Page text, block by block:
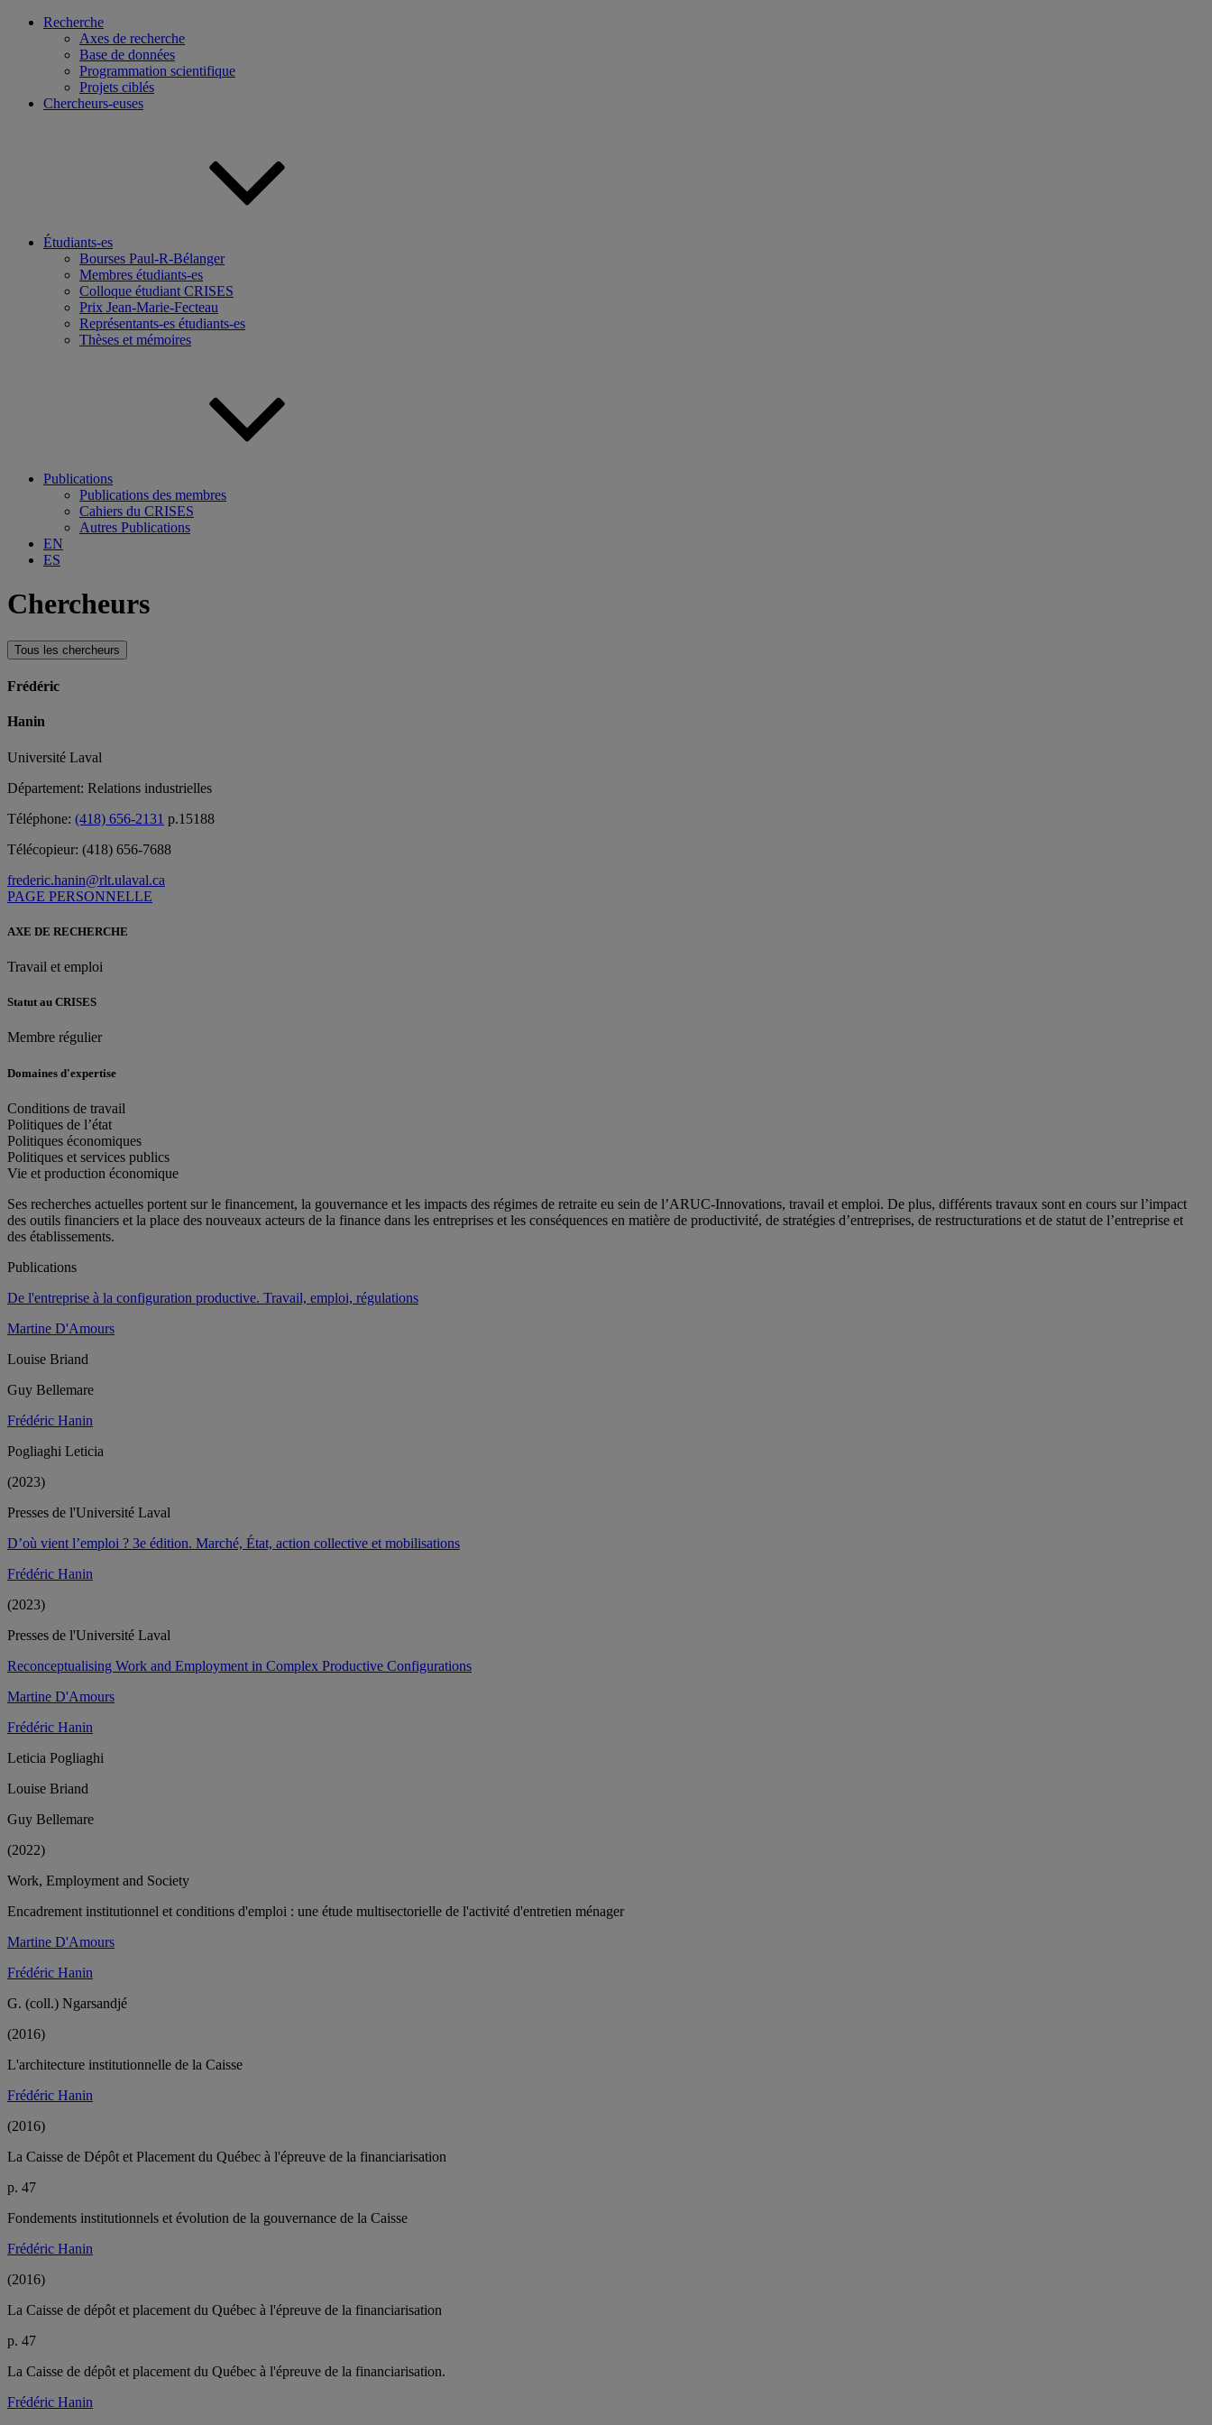
Recherche
Axes de recherche
Base de données
Programmation scientifique
Projets ciblés
Chercheurs-euses
Étudiants-es
Bourses Paul-R-Bélanger
Membres étudiants-es
Colloque étudiant CRISES
Prix Jean-Marie-Fecteau
Représentants-es étudiants-es
Thèses et mémoires
Publications
Publications des membres
Cahiers du CRISES
Autres Publications
EN
ES
Chercheurs
Tous les chercheurs
Frédéric
Hanin
Université Laval
Département: Relations industrielles
Téléphone: (418) 656-2131 p.15188
Télécopieur: (418) 656-7688
frederic.hanin@rlt.ulaval.ca
PAGE PERSONNELLE
AXE DE RECHERCHE
Travail et emploi
Statut au CRISES
Membre régulier
Domaines d'expertise
Conditions de travail
Politiques de l’état
Politiques économiques
Politiques et services publics
Vie et production économique
Ses recherches actuelles portent sur le financement, la gouvernance et les impacts des régimes de retraite eu sein de l’ARUC-Innovations, travail et emploi. De plus, différents travaux sont en cours sur l’impact
des outils financiers et la place des nouveaux acteurs de la finance dans les entreprises et les conséquences en matière de productivité, de stratégies d’entreprises, de restructurations et de statut de l’entreprise et
des établissements.
Publications
De l'entreprise à la configuration productive. Travail, emploi, régulations
Martine D'Amours
Louise Briand
Guy Bellemare
Frédéric Hanin
Pogliaghi Leticia
(2023)
Presses de l'Université Laval
D’où vient l’emploi ? 3e édition. Marché, État, action collective et mobilisations
Frédéric Hanin
(2023)
Presses de l'Université Laval
Reconceptualising Work and Employment in Complex Productive Configurations
Martine D'Amours
Frédéric Hanin
Leticia Pogliaghi
Louise Briand
Guy Bellemare
(2022)
Work, Employment and Society
Encadrement institutionnel et conditions d'emploi : une étude multisectorielle de l'activité d'entretien ménager
Martine D'Amours
Frédéric Hanin
G. (coll.) Ngarsandjé
(2016)
L'architecture institutionnelle de la Caisse
Frédéric Hanin
(2016)
La Caisse de Dépôt et Placement du Québec à l'épreuve de la financiarisation
p. 47
Fondements institutionnels et évolution de la gouvernance de la Caisse
Frédéric Hanin
(2016)
La Caisse de dépôt et placement du Québec à l'épreuve de la financiarisation
p. 47
La Caisse de dépôt et placement du Québec à l'épreuve de la financiarisation.
Frédéric Hanin